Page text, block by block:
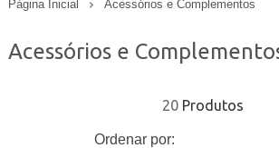
Página Inicial Acessórios e Complementos
Acessórios e
20
Ordenar por: